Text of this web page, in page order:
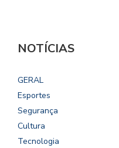
NOTÍCIAS
GERAL
Esportes
Segurança
Cultura
Tecnologia